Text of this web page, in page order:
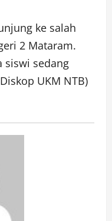
ke salah
2 Mataram.
siswi sedang
UKM NTB)